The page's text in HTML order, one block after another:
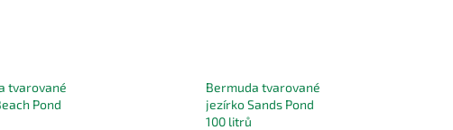
tvarované
Pond
Bermuda tvarované
jezírko Sands Pond
100 litrů